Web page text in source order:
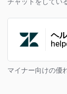
ヘ
マイナー向けの優